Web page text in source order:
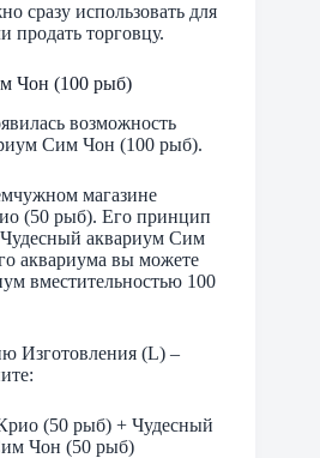
сразу использовать для
продать торговцу.
Чон (100 рыб)
возможность
Сим Чон (100 рыб).
магазине
(50 рыб). Его принцип
аквариум Сим
аквариума вы можете
вместительностью 100
Изготовления (L) –
(50 рыб) + Чудесный
Чон (50 рыб)